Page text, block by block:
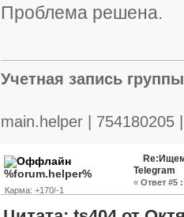
Проблема решена.
Учетная запись
main.helper |
%forum.helper%
Карма: +170/-1
Telegram
« Ответ #5 :